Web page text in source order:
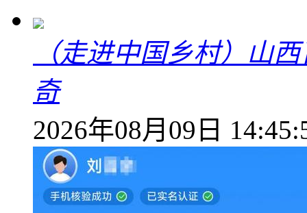
（走进中国乡村）山
奇
2026年08月09日